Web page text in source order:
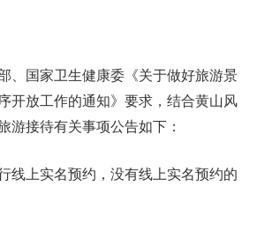
、国家卫生健康委《关于做好旅游景
开放工作的通知》要求，结合黄山风
游接待有关事项公告如下：
线上实名预约，没有线上实名预约的